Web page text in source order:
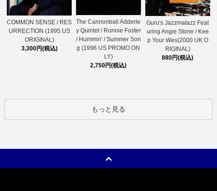
COMMON SENSE / RES
URRECTION (1995 US
ORIGINAL)
3,300円(税込)
The Cannonball Adderle
y Quintet / Ronnie Foster
/ Hummin' / Summer Son
g (1996 US PROMO ON
LY)
2,750円(税込)
Guru's Jazzmatazz Feat
uring Angie Stone / Kee
p Your Wes(2000 UK O
RIGINAL)
880円(税込)
もっと見る